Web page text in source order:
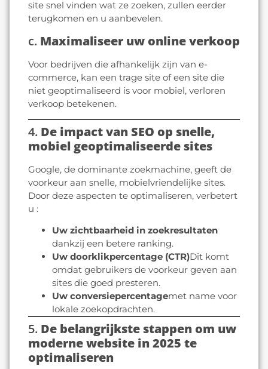
site snel vinden wat ze zoeken, zullen eerder
terugkomen en u aanbevelen.
c. Maximaliseer uw online verkoop
Voor bedrijven die afhankelijk zijn van e-
commerce, kan een trage site of een site die
niet geoptimaliseerd is voor mobiel, verloren
verkoop betekenen.
4. De impact van SEO op snelle,
mobiel geoptimaliseerde sites
Google, de dominante zoekmachine, geeft de
voorkeur aan snelle, mobielvriendelijke sites.
Door deze aspecten te optimaliseren, verbetert
u :
Uw zichtbaarheid in zoekresultaten
dankzij een betere ranking.
Uw doorklikpercentage (CTR)Dit komt
omdat gebruikers de voorkeur geven aan
sites die goed presteren.
Uw conversiepercentagemet name voor
lokale zoekopdrachten.
5. De belangrijkste stappen om uw
moderne website in 2025 te
optimaliseren